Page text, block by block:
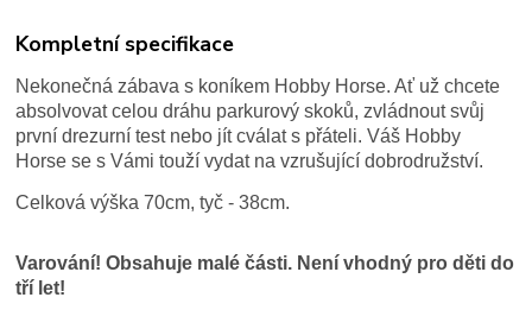
Kompletní specifikace
Nekonečná zábava s koníkem Hobby Horse. Ať už chcete
absolvovat celou dráhu parkurový skoků, zvládnout svůj
první drezurní test nebo jít cválat s přáteli. Váš Hobby
Horse se s Vámi touží vydat na vzrušující dobrodružství.
Celková výška 70cm, tyč - 38cm.
Varování! Obsahuje malé části. Není vhodný pro děti do
tří let!